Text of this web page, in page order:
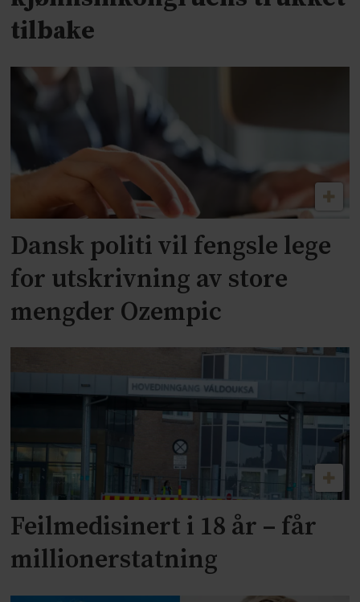
tilbake
Dansk politi vil fengsle lege
for utskrivning av store
mengder Ozempic
Feilmedisinert i 18 år – får
millionerstatning